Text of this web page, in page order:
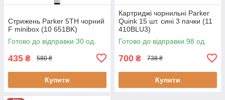
Стрижень Parker 5TH чорний
F minibox (10 651BK)
Готово до відправки 30 од.
435 ₴ 580 ₴
Купити
Картриджі чорнильні Parker
Quink 15 шт. сині 3 пачки (11
410BLU3)
Готово до відправки 98 од.
700 ₴ 738 ₴
Купити